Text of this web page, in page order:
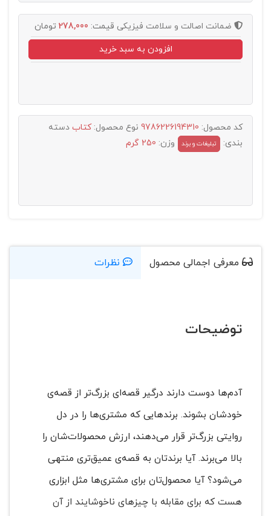
ضمانت اصالت و سلامت فیزیکی قیمت: 278,000 تومان
افزودن به سبد خرید
کد محصول: 9786226194310 نوع محصول:کتاب دسته
بندی:
تبليغات و برند وزن: 250 گرم
معرفی اجمالی محصول نظرات
توضیحات
آدم‌‌ها دوست دارند درگیر قصه‌ای بزرگ‌تر از قصه‌ی
خودشان بشوند. برندهایی که مشتری‌ها را در دل
روایتی بزرگ‌تر قرار می‌دهند، ارزش محصولات‌شان را
بالا می‌برند. آیا برندتان به قصه‌ی عمیق‌تری منتهی
می‌شود؟ آیا محصول‌تان برای مشتری‌ها مثل ابزاری
هست که برای مقابله با چیزهای ناخوشایند از آن